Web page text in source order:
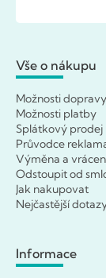
Vše o nákupu
Možnosti dopravy
Možnosti platby
Splátkový prodej
Průvodce
Výměna a
Odstoupit od
Jak nakupovat
Nejčastější
Informace